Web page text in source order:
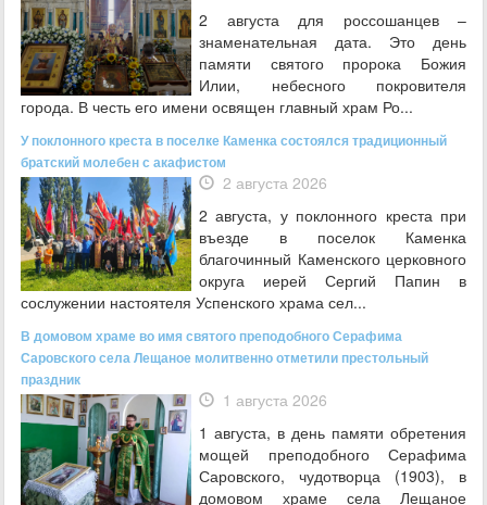
2 августа для россошанцев –
знаменательная дата. Это день
памяти святого пророка Божия
Илии, небесного покровителя
города. В честь его имени освящен главный храм Ро...
У поклонного креста в поселке Каменка состоялся традиционный
братский молебен с акафистом
2 августа 2026
2 августа, у поклонного креста при
въезде в поселок Каменка
благочинный Каменского церковного
округа иерей Сергий Папин в
сослужении настоятеля Успенского храма сел...
В домовом храме во имя святого преподобного Серафима
Саровского села Лещаное молитвенно отметили престольный
праздник
1 августа 2026
1 августа, в день памяти обретения
мощей преподобного Серафима
Саровского, чудотворца (1903), в
домовом храме села Лещаное